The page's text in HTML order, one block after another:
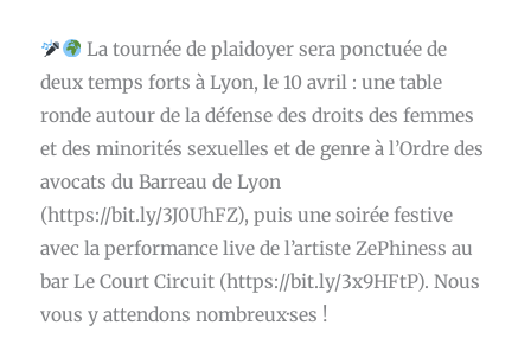
La tournée de plaidoyer sera ponctuée de
deux temps forts à Lyon, le 10 avril : une table
ronde autour de la défense des droits des femmes
et des minorités sexuelles et de genre à l’Ordre des
avocats du Barreau de Lyon
(https://bit.ly/3J0UhFZ), puis une soirée festive
avec la performance live de l’artiste ZePhiness au
bar Le Court Circuit(https://bit.ly/3x9HFtP). Nous
vous y attendons nombreux·ses !